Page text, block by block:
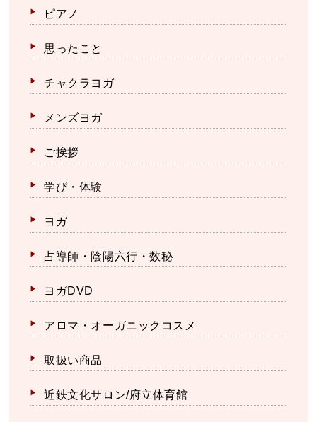
ピアノ
思ったこと
チャクラヨガ
メンズヨガ
ご挨拶
学び・体験
ヨガ
占導師・陰陽六行・数秘
ヨガDVD
アロマ・オーガニックコスメ
取扱い商品
近鉄文化サロン/府立体育館